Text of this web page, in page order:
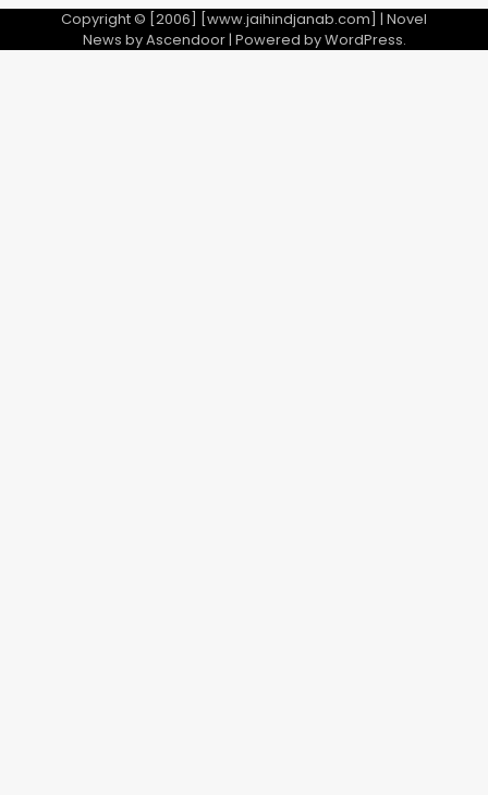
Copyright © [2006] [www.jaihindjanab.com] | Novel
News byAscendoor| Powered byWordPress.